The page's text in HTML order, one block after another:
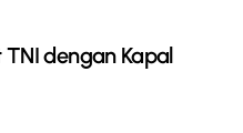
dengan Kapal